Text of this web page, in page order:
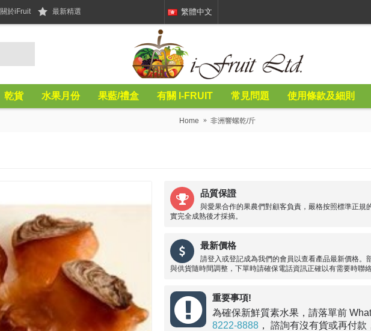
關於iFruit 最新精選 繁體中文
乾貨 水果月份 果藍/禮盒 有關 I-FRUIT 常見問題 使用條款及細則
Home 非洲響螺乾/斤
品質保證
與愛果合作的果農們對顧客負責，嚴格按照標準正規
實完全成熟後才採摘。
最新價格
請登入或登記成為我們的會員以查看產品最新價格。
與供貨隨時間調整，下單時請確保電話資訊正確以有需要時聯絡
重要事項!
為確保新鮮質素水果，請落單前
8222-8888 ， 諮詢有沒有貨或再付